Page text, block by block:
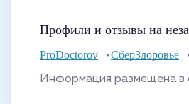
Профили и отзывы на
ProDoctorov СберЗдоровье
Информация размещена в